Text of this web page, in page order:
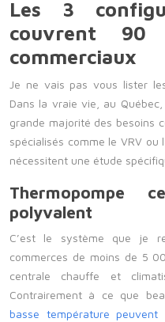
Les 3
couvrent 90
commerciaux
Je ne vais pas vous lister
Dans la vraie vie, au
grande majorité des besoins
spécialisés comme le VRV
nécessitent une étude
polyvalent
C’est le système que je
commerces de moins de 5
centrale chauffe et
Contrairement à ce que
basse température